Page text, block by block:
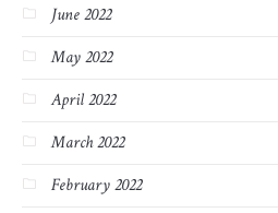
June 2022
May 2022
April 2022
March 2022
February 2022